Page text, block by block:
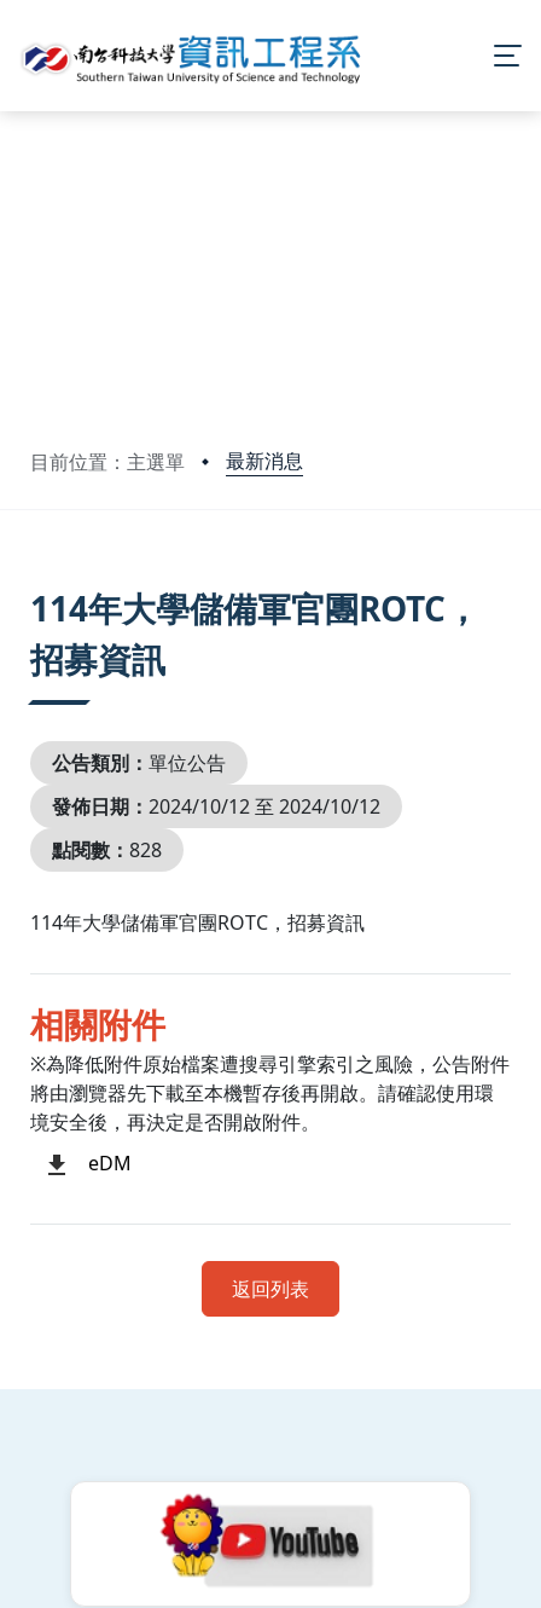
目前位置：主選單 最新消息
114年大學儲備軍官團ROTC，
招募資訊
公告類別： 單位公告
發佈日期： 2024/10/12 至 2024/10/12
點閱數： 828
114年大學儲備軍官團ROTC，招募資訊
相關附件
※為降低附件原始檔案遭搜尋引擎索引之風險，公告附件
將由瀏覽器先下載至本機暫存後再開啟。請確認使用環
境安全後，再決定是否開啟附件。
eDM
返回列表